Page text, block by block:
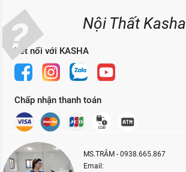
Nội Thất Kasha
Kết nối với KASHA
Chấp nhận thanh toán
MS.TRÂM - 0938.665.867
Email: